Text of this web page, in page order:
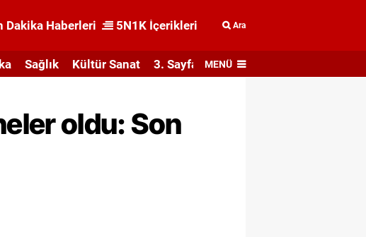
Dakika Haberleri 5N1K İçerikleri Ara
Sağlık Kültür Sanat 3. Sayfa MENÜ
oldu: Son